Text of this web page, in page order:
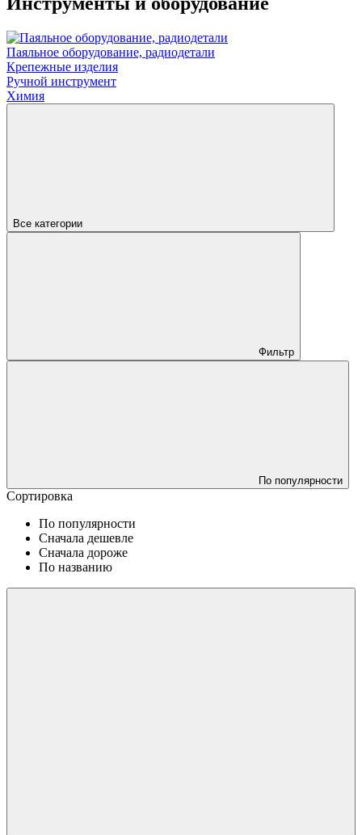
Паяльное оборудование, радиодетали
Крепежные изделия
Ручной инструмент
Химия
Все категории
Фильтр
По популярности
Сортировка
По популярности
Сначала дешевле
Сначала дороже
По названию